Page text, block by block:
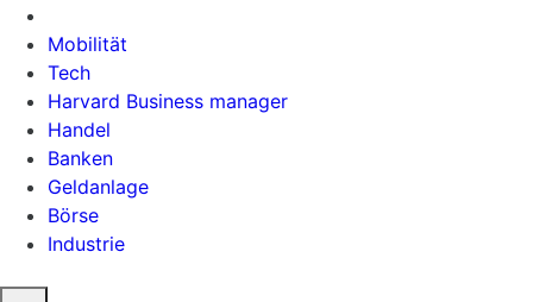
Mobilität
Tech
Harvard Business manager
Handel
Banken
Geldanlage
Börse
Industrie